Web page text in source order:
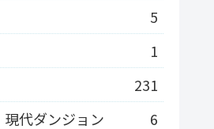
5
1
231
代ダンジョン
6